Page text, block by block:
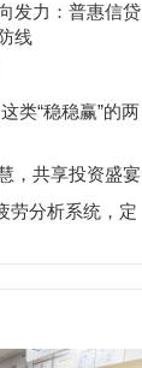
发力：普惠信贷
线
类“稳稳赢”的两
，共享投资盛宴
劳分析系统，定